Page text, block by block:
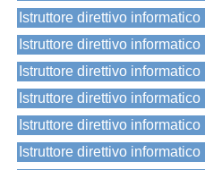
Istruttore direttivo
Istruttore direttivo informatico
Istruttore direttivo informatico
Istruttore direttivo
Istruttore direttivo informatico
Istruttore direttivo